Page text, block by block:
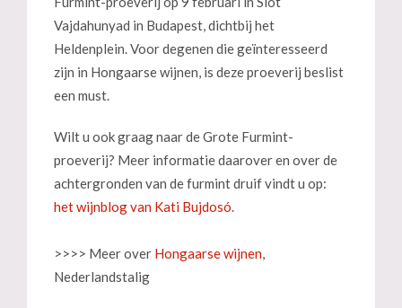
Vajdahunyad in Budapest, dichtbij het
Heldenplein. Voor degenen die geïnteresseerd
zijn in Hongaarse wijnen, is deze proeverij beslist
een must.
Wilt u ook graag naar de Grote Furmint-
proeverij? Meer informatie daarover en over de
achtergronden van de furmint druif vindt u op:
het wijnblog van Kati Bujdosó.
>>>> Meer over Hongaarse wijnen,
Nederlandstalig